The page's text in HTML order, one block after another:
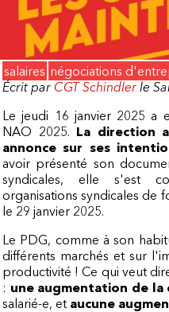
salaires négociations
Écrit par CGT Schindler le
Le jeudi 16 janvier 2025 a
NAO 2025. La direction
annonce sur ses
avoir présenté son
syndicales, elle s'est
organisations syndicales de
le 29 janvier 2025.
Le PDG, comme à son
différents marchés et sur
productivité ! Ce qui veut
: une augmentation de la
salarié-e, et aucune